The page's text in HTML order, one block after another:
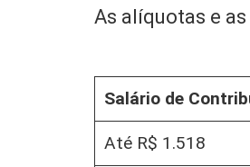
As alíquotas e
Salário de
Até R$ 1.518